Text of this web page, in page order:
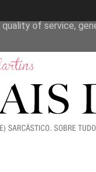
Your IP address and
of service,